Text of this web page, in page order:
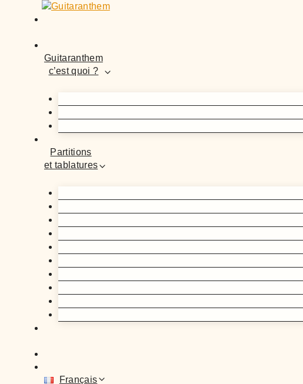
Guitaranthem
c’est quoi ?
Partitions
et tablatures
Français